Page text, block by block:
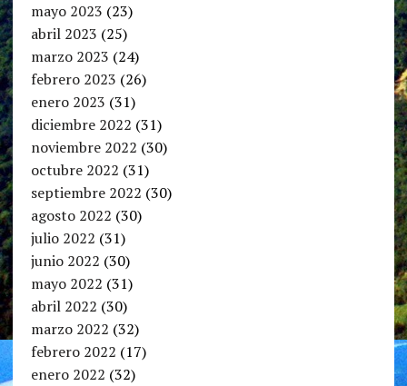
mayo 2023 (23)
abril 2023 (25)
marzo 2023 (24)
febrero 2023 (26)
enero 2023 (31)
diciembre 2022 (31)
noviembre 2022 (30)
octubre 2022 (31)
septiembre 2022 (30)
agosto 2022 (30)
julio 2022 (31)
junio 2022 (30)
mayo 2022 (31)
abril 2022 (30)
marzo 2022 (32)
febrero 2022 (17)
enero 2022 (32)